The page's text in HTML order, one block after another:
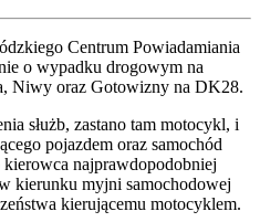
Centrum Powiadamiania
o wypadku drogowym na
Niwy oraz Gotowizny na DK28.
służb, zastano tam motocykl, i
pojazdem oraz samochód
najprawdopodobniej
kierunku myjni samochodowej
kierującemu motocyklem.